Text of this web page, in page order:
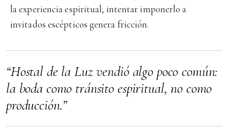
la experiencia espiritual; intentar imponerlo a
invitados escépticos genera fricción.
“Hostal de la Luz vendió algo poco común:
la boda como tránsito espiritual, no como
producción.”